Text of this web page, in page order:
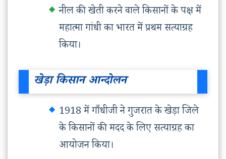
नील की खेती करने वाले किसानों के पक्ष में
महात्मा गांधी का भारत में प्रथम सत्याग्रह
किया।
खेड़ा किसान आन्दोलन
1918 में गाँधीजी ने गुजरात के खेड़ा जिले
के किसानों की मदद के लिए सत्याग्रह का
आयोजन किया।